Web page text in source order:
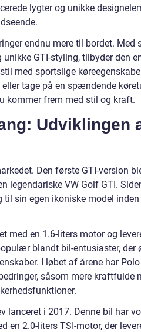
lygter og unikke
endnu mere til bordet. Med
GTI-styling, tilbyder den
med sportslige
tage på en spændende
kommer frem med stil og kraft.
Udviklingen
Den første GTI-version
legendariske VW Golf GTI.
sin egen ikoniske model
med en 1.6-liters motor og
blandt bil-entusiaster, der
I løbet af årene har
såsom mere kraftfulde
lanceret i 2017. Denne bil har
en 2.0-liters TSI-motor, der